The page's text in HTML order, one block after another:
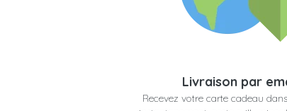
Livraison par
Recevez votre carte cadeau